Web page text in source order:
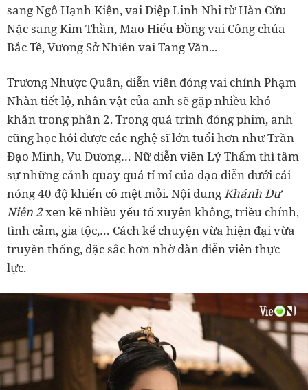
sang Ngô Hạnh Kiện, vai Diệp Linh Nhi từ Hàn Cửu
Nặc sang Kim Thần, Mao Hiểu Đồng vai Công chúa
Bắc Tề, Vương Sở Nhiên vai Tang Văn...
Trương Nhược Quân, diễn viên đóng vai chính Phạm
Nhàn tiết lộ, nhân vật của anh sẽ gặp nhiều khó
khăn trong phần 2. Trong quá trình đóng phim, anh
cũng học hỏi được các nghệ sĩ lớn tuổi hơn như Trần
Đạo Minh, Vu Dương… Nữ diễn viên Lý Thấm thì tâm
sự những cảnh quay quá tỉ mỉ của đạo diễn dưới cái
nóng 40 độ khiến cô mệt mỏi. Nội dungKhánh Dư
Niên 2xen kẽ nhiều yếu tố xuyên không, triều chính,
tình cảm, gia tộc,… Cách kể chuyện vừa hiện đại vừa
truyền thống, đặc sắc hơn nhờ dàn diễn viên thực
lực.